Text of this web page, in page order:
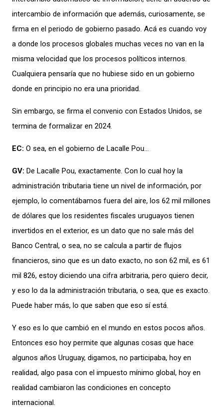
intercambio de información que además, curiosamente, se
firma en el periodo de gobierno pasado. Acá es cuando voy
a donde los procesos globales muchas veces no van en la
misma velocidad que los procesos políticos internos.
Cualquiera pensaría que no hubiese sido en un gobierno
donde en principio no era una prioridad.
Sin embargo, se firma el convenio con Estados Unidos, se
termina de formalizar en 2024.
EC: O sea, en el gobierno de Lacalle Pou…
GV: De Lacalle Pou, exactamente. Con lo cual hoy la
administración tributaria tiene un nivel de información, por
ejemplo, lo comentábamos fuera del aire, los 62 mil millones
de dólares que los residentes fiscales uruguayos tienen
invertidos en el exterior, es un dato que no sale más del
Banco Central, o sea, no se calcula a partir de flujos
financieros, sino que es un dato exacto, no son 62 mil, es 61
mil 826, estoy diciendo una cifra arbitraria, pero quiero decir,
y eso lo da la administración tributaria, o sea, que es exacto.
Puede haber más, lo que saben que eso sí está.
Y eso es lo que cambió en el mundo en estos pocos años.
Entonces eso hoy permite que algunas cosas que hace
algunos años Uruguay, digamos, no participaba, hoy en
realidad, algo pasa con el impuesto mínimo global, hoy en
realidad cambiaron las condiciones en concepto
internacional.